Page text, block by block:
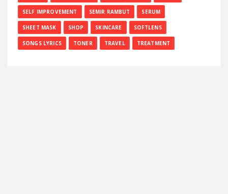
SELF IMPROVEMENT SEMIR RAMBUT SERUM
SHEET MASK SHOP SKINCARE SOFTLENS
SONGS LYRICS TONER TRAVEL TREATMENT